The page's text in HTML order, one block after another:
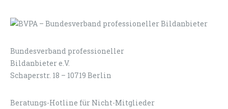
Bundesverband professioneller
Bildanbieter e.V.
Schaperstr. 18 – 10719 Berlin
Beratungs-Hotline für Nicht-Mitglieder